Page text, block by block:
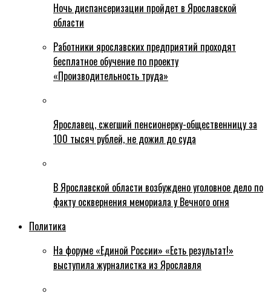
Ночь диспансеризации пройдет в Ярославской
области
Работники ярославских предприятий проходят
бесплатное обучение по проекту
«Производительность труда»
Ярославец, сжегший пенсионерку-общественницу за
100 тысяч рублей, не дожил до суда
В Ярославской области возбуждено уголовное дело по
факту осквернения мемориала у Вечного огня
Политика
На форуме «Единой России» «Есть результат!»
выступила журналистка из Ярославля